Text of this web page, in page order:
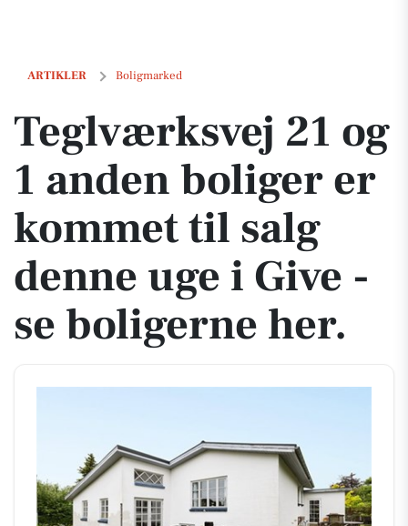
ARTIKLER Boligmarked
Teglværksvej 21 og 1 anden boliger er kommet til salg denne uge i
Teglværksvej 21 og
1 anden boliger er
kommet til salg
denne uge i Give -
se boligerne her.